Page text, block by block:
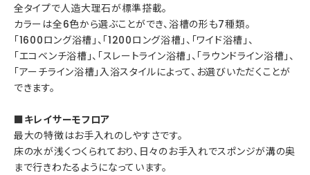
全タイプで人造大理石が標準搭載。
カラーは全6色から選ぶことができ、浴槽の形も7種類。
「1600ロング浴槽」、「1200ロング浴槽」、「ワイド浴槽」、
「エコベンチ浴槽」、「スレートライン浴槽」、「ラウンドライン浴槽」、
「アーチライン浴槽」入浴スタイルによって、お選びいただくことが
できます。
■キレイサーモフロア
最大の特徴はお手入れのしやすさです。
床の水が浅くつくられており、日々のお手入れでスポンジが溝の奥
まで行きわたるようになっています。